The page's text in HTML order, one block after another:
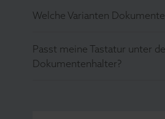
Welche Varianten
Passt meine Tastatur unter
Dokumentenhalter?